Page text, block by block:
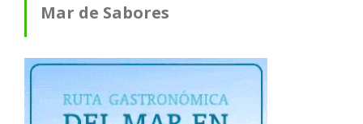
Mar de Sabores